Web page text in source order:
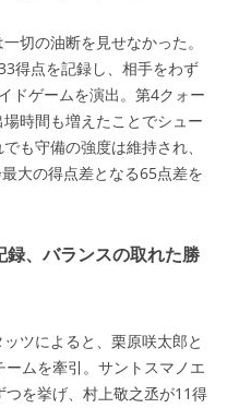
切の油断を見せなかった。
得点を記録し、相手をわず
ドゲームを演出。第4クォー
時間も増えたことでシュー
も守備の強度は維持され、
大の得点差となる65点差を
、バランスの取れた勝
ツによると、栗原咲太郎と
ムを牽引。サントスマノエ
を挙げ、村上敬之丞が11得